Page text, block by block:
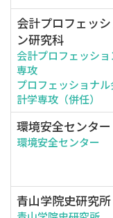
会計プロフェッシ
ン研究科
会計プロフェッショ
専攻
プロフェッショナル
計学専攻（併任）
環境安全センター
環境安全センター
青山学院史研究所